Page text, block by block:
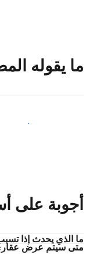
ما يقوله
انضم إلى مضيفين
أجوبة على
ما الذي يحدث إذا
متى سيتم عرض